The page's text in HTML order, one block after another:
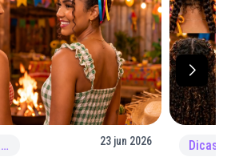
Dicas de Penteado 23 jun 2026